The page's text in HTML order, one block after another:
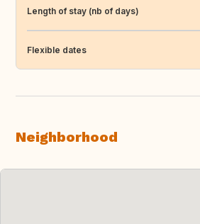
Length of stay (nb of days)
Flexible dates
Neighborhood